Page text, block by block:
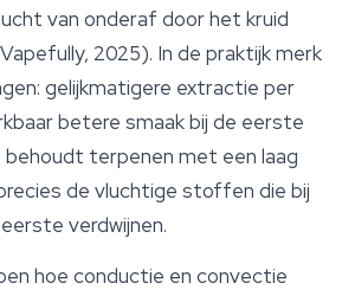
van onderaf door het kruid
2025). In de praktijk merk
gelijkmatigere extractie per
betere smaak bij de eerste
behoudt terpenen met een laag
de vluchtige stoffen die bij
verdwijnen.
hoe conductie en convectie